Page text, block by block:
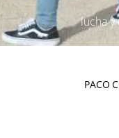
lucha y
PACO